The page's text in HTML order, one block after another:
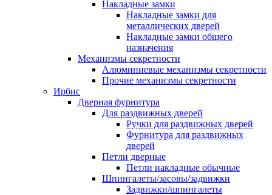
Накладные замки
Накладные замки для
металлических дверей
Накладные замки общего
назначения
Механизмы секретности
Алюминиевые механизмы секретности
Прочие механизмы секретности
Ирбис
Дверная фурнитура
Для раздвижных дверей
Ручки для раздвижных дверей
Фурнитура для раздвижных
дверей
Петли дверные
Петли накладные обычные
Шпингалеты/засовы/задвижки
Задвижки/шпингалеты